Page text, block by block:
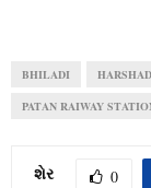
BHILADI
PATAN RAIWAY
શેર 0